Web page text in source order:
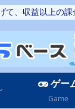
、収益以上の課
ゲー
Game